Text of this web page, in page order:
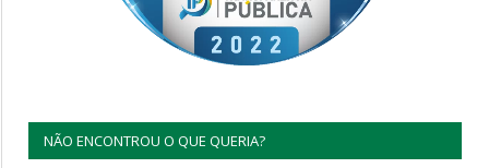
NÃO ENCONTROU O QUE QUERIA?